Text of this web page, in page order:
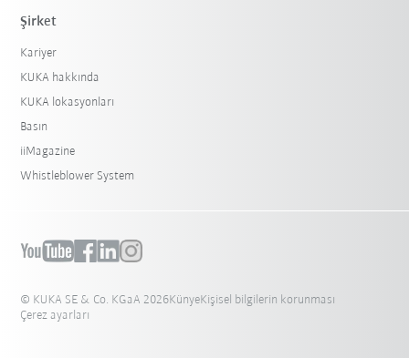
Şirket
Kariyer
KUKA hakkında
KUKA lokasyonları
Basın
iiMagazine
Whistleblower System
© KUKA SE & Co. KGaA 2026KünyeKişisel bilgilerin korunması
Çerez ayarları